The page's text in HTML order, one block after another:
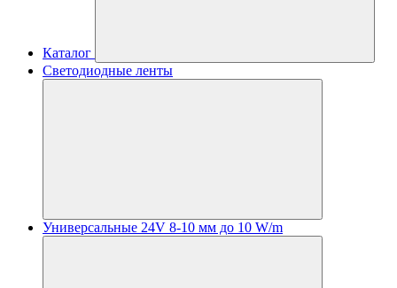
Каталог
Светодиодные ленты
Универсальные 24V 8-10 мм до 10 W/m